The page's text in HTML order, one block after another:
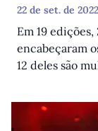
22 de set. de 2022
Em 19
encabeçaram os cartazes do Enterro da Gata.
12 deles são